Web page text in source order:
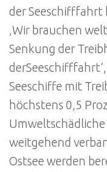
der Seeschifffahrt
‚Wir brauchen
Senkung der
Seeschiffe mit
höchstens 0,5
weitgehend
Ostsee werden